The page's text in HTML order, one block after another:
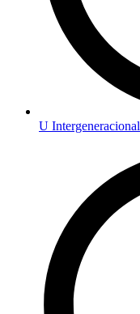
U Intergeneracional